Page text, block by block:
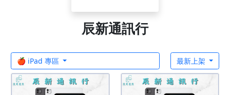
辰新通訊行
🍎 iPad 專區 最新上架